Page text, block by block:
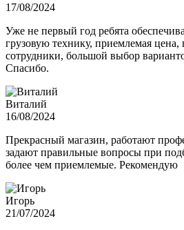
17/08/2024
Уже не первый год ребята
грузовую технику, приемлемая
сотрудники, большой выбор
Спасибо.
Виталий
16/08/2024
Прекрасный магазин, работают
задают правильные вопросы при
более чем приемлемые. Рекомендую
Игорь
21/07/2024